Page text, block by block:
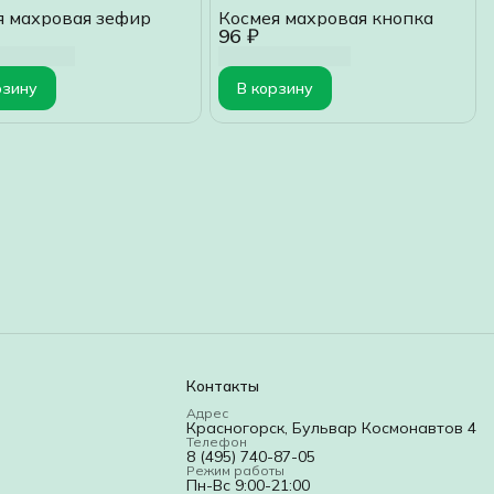
махровая зефир
96 ₽
Космея махровая кнопка
В корзину
Контакты
Адрес
Красногорск, Бульвар Космонавтов 4
Телефон
8 (495) 740-87-05
Режим работы
Пн-Вс 9:00-21:00